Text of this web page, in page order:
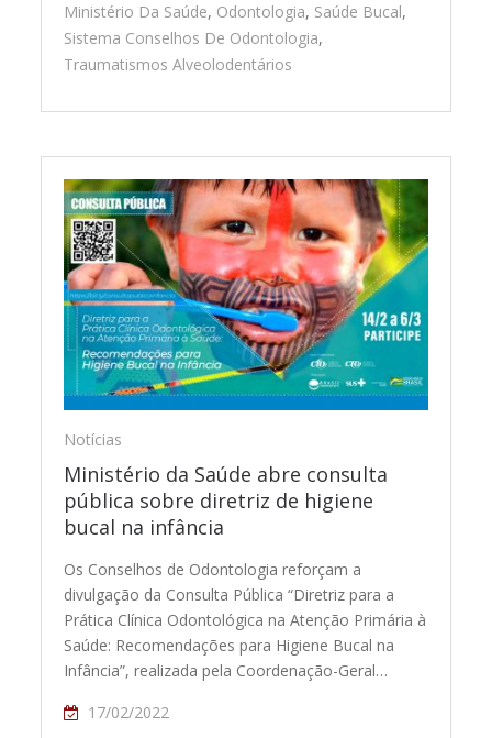
Ministério Da Saúde, Odontologia, Saúde Bucal,
Sistema Conselhos De Odontologia,
Traumatismos Alveolodentários
Notícias
Ministério da Saúde abre consulta
pública sobre diretriz de higiene
bucal na infância
Os Conselhos de Odontologia reforçam a
divulgação da Consulta Pública “Diretriz para a
Prática Clínica Odontológica na Atenção Primária à
Saúde: Recomendações para Higiene Bucal na
Infância”, realizada pela Coordenação-Geral…
17/02/2022